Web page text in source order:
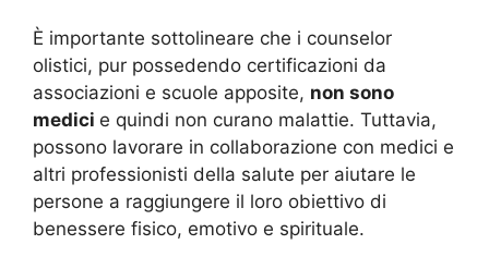
È importante sottolineare che i counselor
olistici, pur possedendo certificazioni da
associazioni e scuole apposite, non sono
medici e quindi non curano malattie. Tuttavia,
possono lavorare in collaborazione con medici e
altri professionisti della salute per aiutare le
persone a raggiungere il loro obiettivo di
benessere fisico, emotivo e spirituale.